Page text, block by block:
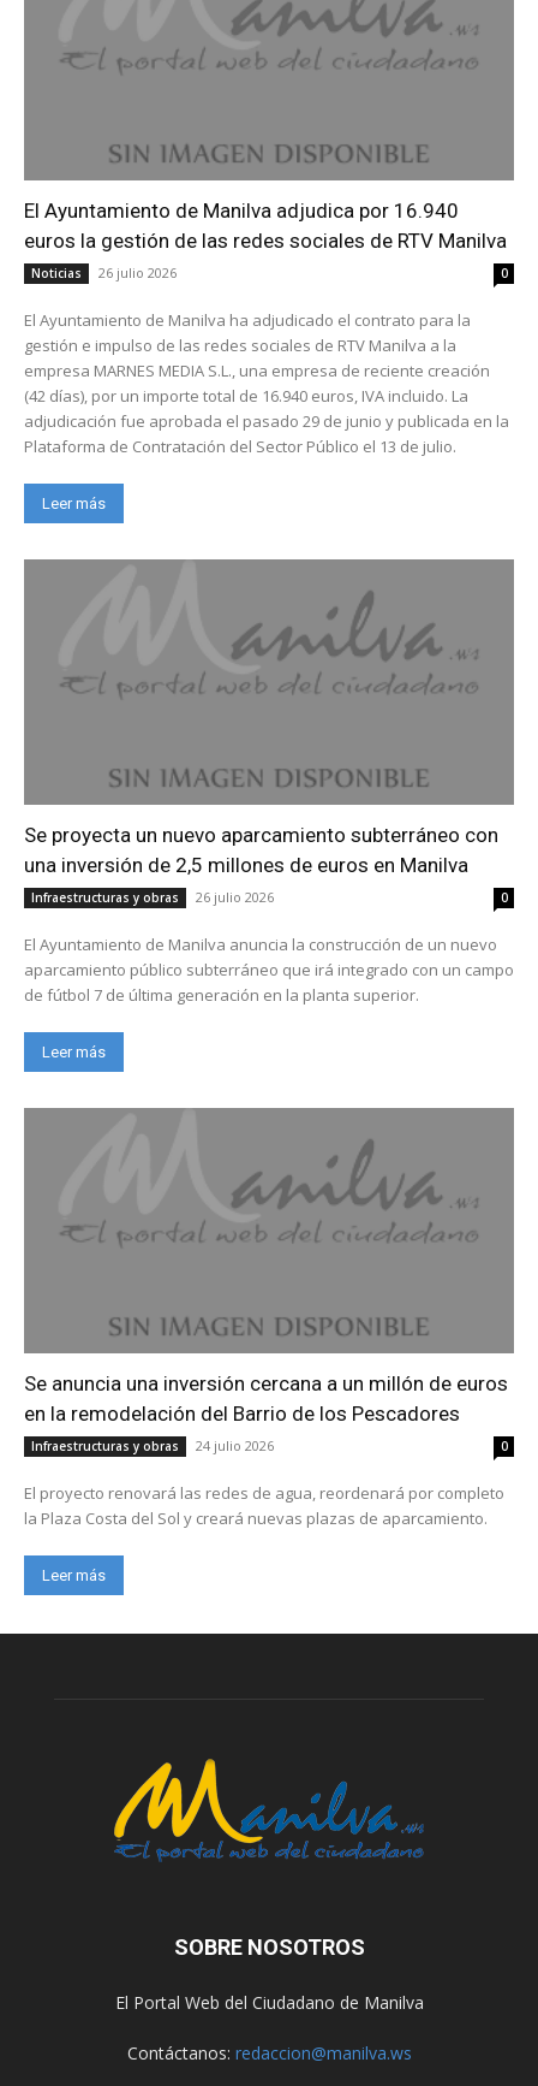
El Ayuntamiento de Manilva adjudica por 16.940
euros la gestión de las redes sociales de RTV Manilva
Noticias 26 julio 2026 0
El Ayuntamiento de Manilva ha adjudicado el contrato para la
gestión e impulso de las redes sociales de RTV Manilva a la
empresa MARNES MEDIA S.L., una empresa de reciente creación
(42 días), por un importe total de 16.940 euros, IVA incluido. La
adjudicación fue aprobada el pasado 29 de junio y publicada en la
Plataforma de Contratación del Sector Público el 13 de julio.
Leer más
Se proyecta un nuevo aparcamiento subterráneo con
una inversión de 2,5 millones de euros en Manilva
Infraestructuras y obras 26 julio 2026 0
El Ayuntamiento de Manilva anuncia la construcción de un nuevo
aparcamiento público subterráneo que irá integrado con un campo
de fútbol 7 de última generación en la planta superior.
Leer más
Se anuncia una inversión cercana a un millón de euros
en la remodelación del Barrio de los Pescadores
Infraestructuras y obras 24 julio 2026 0
El proyecto renovará las redes de agua, reordenará por completo
la Plaza Costa del Sol y creará nuevas plazas de aparcamiento.
Leer más
SOBRE NOSOTROS
El Portal Web del Ciudadano de Manilva
Contáctanos: redaccion@manilva.ws